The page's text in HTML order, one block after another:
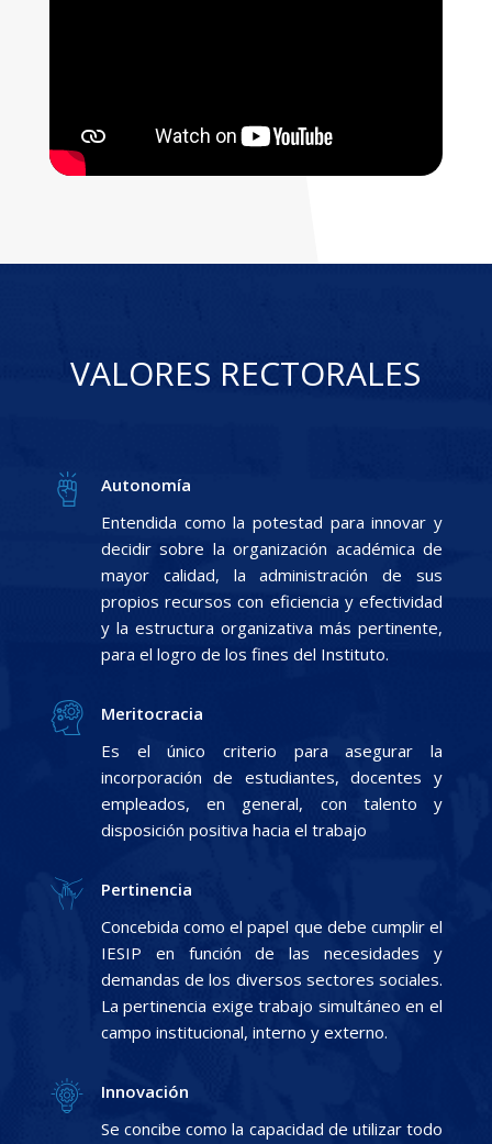
VALORES RECTORALES
Autonomía
Entendida como la potestad para innovar y
decidir sobre la organización académica de
mayor calidad, la administración de sus
propios recursos con eficiencia y efectividad
y la estructura organizativa más pertinente,
para el logro de los fines del Instituto.
Meritocracia
Es el único criterio para asegurar la
incorporación de estudiantes, docentes y
empleados, en general, con talento y
disposición positiva hacia el trabajo
Pertinencia
Concebida como el papel que debe cumplir el
IESIP en función de las necesidades y
demandas de los diversos sectores sociales.
La pertinencia exige trabajo simultáneo en el
campo institucional, interno y externo.
Innovación
Se concibe como la capacidad de utilizar todo